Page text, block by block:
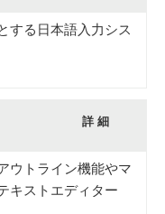
する日本語入力シス
詳 細
ウトライン機能やマ
キストエディター